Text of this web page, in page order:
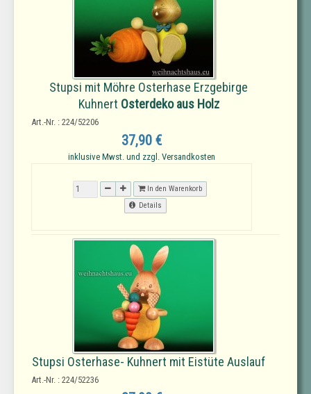
Stupsi mit Möhre Osterhase Erzgebirge
Kuhnert Osterdeko aus Holz
Art.-Nr. : 224/52206
37,90 €
inklusive Mwst. und zzgl. Versandkosten
In den Warenkorb
Details
Stupsi Osterhase- Kuhnert mit Eistüte Auslauf
Art.-Nr. : 224/52236